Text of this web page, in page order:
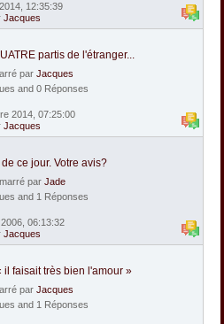
12:35:39
Jacques
partis de l'étranger...
par Jacques
and 0 Réponses
2014, 07:25:00
Jacques
ce jour. Votre avis?
par Jade
and 1 Réponses
06:13:32
Jacques
il faisait très bien l'amour »
par Jacques
and 1 Réponses